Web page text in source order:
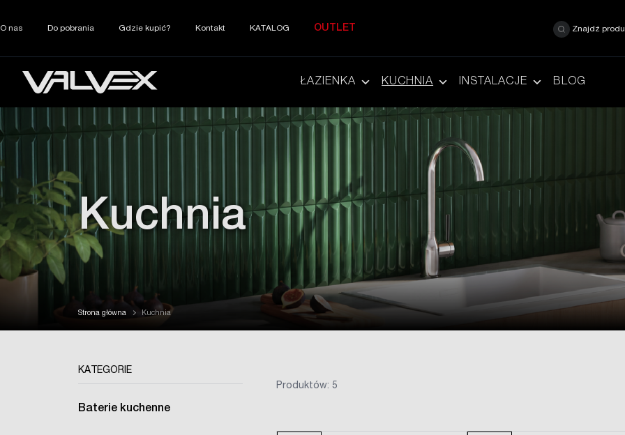
O nas Do pobrania Gdzie kupić? Kontakt KATALOG OUTLET Znajdź
ŁAZIENKA KUCHNIA INSTALACJE BLOG
Kuchnia
Strona główna Kuchnia
KATEGORIE
Baterie kuchenne
Produktów: 5